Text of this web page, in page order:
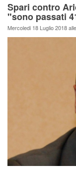
Spari contro
"sono passati
Mercoledi 18 Luglio 2018